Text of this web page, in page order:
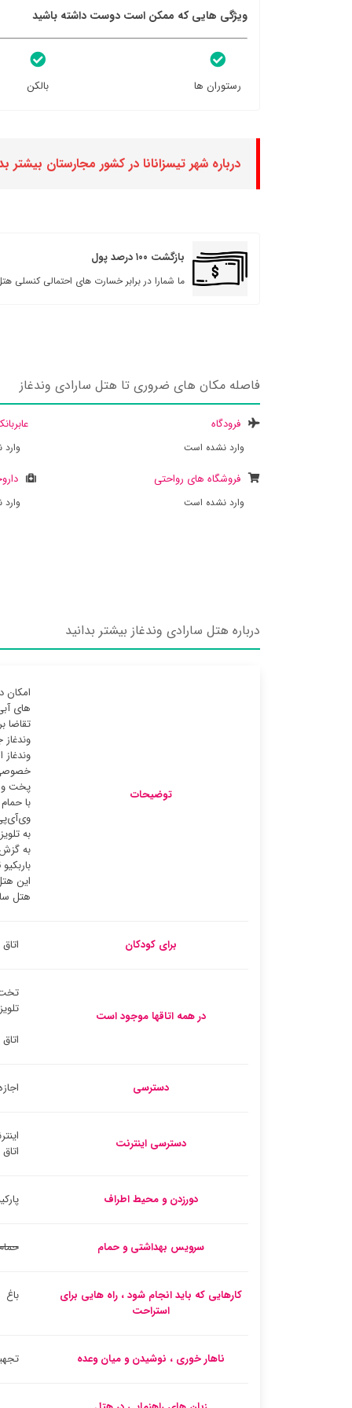
ویژگی هایی که ممکن است دوست داشته باشید
رستوران ها بالکن
درباره شهر تیسزانانا در کشور مجارستان بیشتر
بازگشت ۱۰۰ درصد پول
ما شمارا در برابر خسارت های احتمالی کنسلی
فاصله مکان های ضروری تا هتل سارادی وندغاز
فرودگاه
وارد نشده است
فروشگاه های رواحتی
وارد نشده است
درباره هتل سارادی وندغاز بیشتر بدانید
توضیحات
امکان
های
تقاضا
خصوصی
پخت و
با
به
به
این
هتل
برای کودکان
در همه اتاقها موجود است
دسترسی
دسترسی اینترنت
اتاق
دورزدن و محیط اطراف
سرویس بهداشتی و حمام
کارهایی که باید انجام شود ، راه هایی برای
استراحت
باغ
ناهار خوری ، نوشیدن و میان وعده